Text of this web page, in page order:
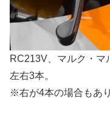
RC213V、マルク・マ
左右3本。
※右が4本の場合もあ